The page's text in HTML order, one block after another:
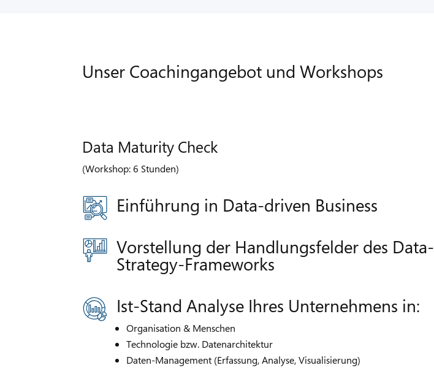
Unser Coachingangebot und Workshops
Data Maturity Check
(Workshop: 6 Stunden)
Einführung in Data-driven Business
Vorstellung der Handlungsfelder des Data-
Strategy-Frameworks
Ist-Stand Analyse Ihres Unternehmens in:
Organisation & Menschen
Technologie bzw. Datenarchitektur
Daten-Management (Erfassung, Analyse, Visualisierung)